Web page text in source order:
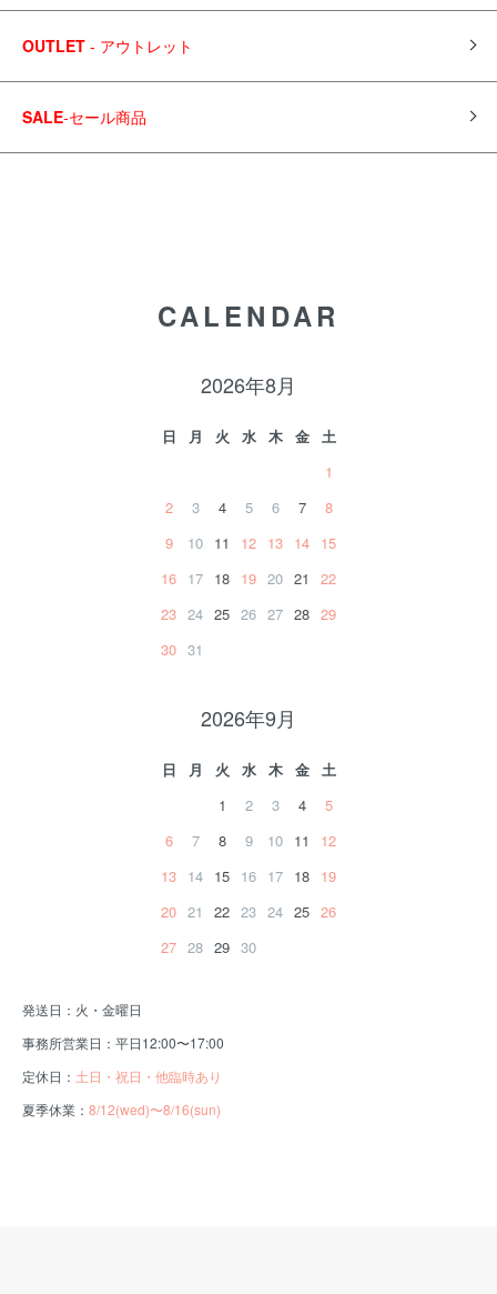
OUTLET - アウトレット
SALE-セール商品
CALENDAR
2026年8月
日 月 火 水 木 金
土
1
2
3 4 5 6 7
8
9
10 11 12 13 14 15
16 17 18 19 20 21
22
23 24 25 26 27 28 29
30 31
2026年9月
日 月 火 水 木 金
土
1
2 3 4
5
6
7 8 9 10 11
12
13 14 15 16 17 18 19
20 21 22 23 24 25 26
27 28 29 30
発送日：火・金曜日
事務所営業日：平日12:00〜17:00
定休日： 土日・祝日・他臨時あり
夏季休業： 8/12(wed)〜8/16(sun)